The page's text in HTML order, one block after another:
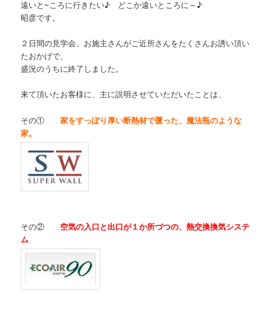
遠いと~ころに行きたい♪ どこか遠いところに～♪
昭彦です。
２日間の見学会、お施主さんがご近所さんをたくさんお誘い頂い
たおかげで、
盛況のうちに終了しました。
来て頂いたお客様に、主に説明させていただいたことは、
その①家をすっぽり厚い断熱材で覆った、魔法瓶のような
家。
その② 空気の入口と出口が１か所づつの、熱交換換気システ
ム